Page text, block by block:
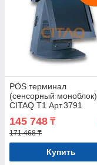
POS терминал
(сенсорный моноблок)
CITAQ T1 Арт.3791
145 748 ₸
171 468 ₸
Купить